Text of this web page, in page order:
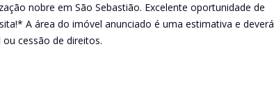
nobre em São Sebastião. Excelente oportunidade de
A área do imóvel anunciado é uma estimativa e deverá
cessão de direitos.